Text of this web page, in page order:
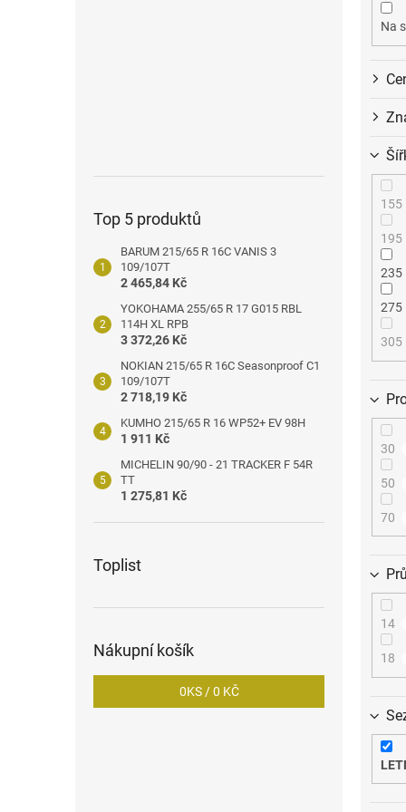
Top 5 produktů
BARUM 215/65 R 16C VANIS 3
109/107T
2 465,84 Kč
YOKOHAMA 255/65 R 17 G015 RBL
114H XL RPB
3 372,26 Kč
NOKIAN 215/65 R 16C Seasonproof C1
109/107T
2 718,19 Kč
KUMHO 215/65 R 16 WP52+ EV 98H
1 911 Kč
MICHELIN 90/90 - 21 TRACKER F 54R
TT
1 275,81 Kč
Toplist
Nákupní košík
0KS /0 KČ
Na
155
195
235
275
305
30
50
70
14
18